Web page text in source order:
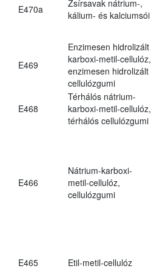
E470a
Zsírsavak nátrium-,
kálium- és kalciumsói
E469
Enzimesen hidrolizált
karboxi-metil-cellulóz,
enzimesen hidrolizált
cellulózgumi
E468
Térhálós nátrium-
karboxi-metil-cellulóz,
térhálós cellulózgumi
E466
Nátrium-karboxi-
metil-cellulóz,
cellulózgumi
E465 Etil-metil-cellulóz